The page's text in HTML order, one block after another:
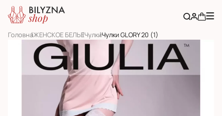
ГоловнаЖЕНСКОЕ БЕЛЬЕЧулкиЧулки GLORY 20 (1)